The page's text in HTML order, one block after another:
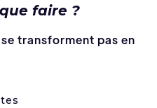
faire ?
transforment pas en